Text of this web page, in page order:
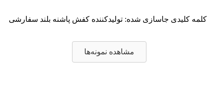
کلمه کلیدی جاسازی شده: تولیدکننده کفش پاشنه بلند سفارشی
مشاهده نمونه‌ها